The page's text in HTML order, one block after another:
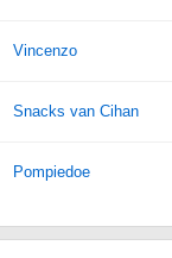
Vincenzo
Snacks van Cihan
Pompiedoe